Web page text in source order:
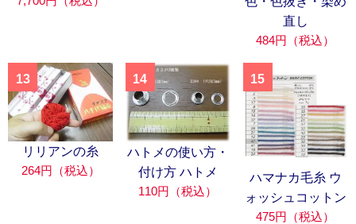
直し
484円（税込）
13
リリアンの糸
264円（税込）
14
ハトメの使い方・
付け方 ハトメ
110円（税込）
15
ハマナカ毛糸 ウ
ォッシュコットン
475円（税込）